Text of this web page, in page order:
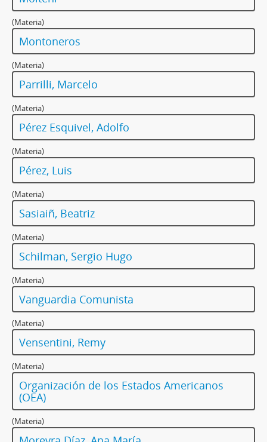
(Materia)
Montoneros
(Materia)
Parrilli, Marcelo
(Materia)
Pérez Esquivel, Adolfo
(Materia)
Pérez, Luis
(Materia)
Sasiaiñ, Beatriz
(Materia)
Schilman, Sergio Hugo
(Materia)
Vanguardia Comunista
(Materia)
Vensentini, Remy
(Materia)
Organización de los Estados Americanos
(OEA)
(Materia)